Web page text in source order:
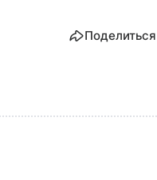
Поделиться